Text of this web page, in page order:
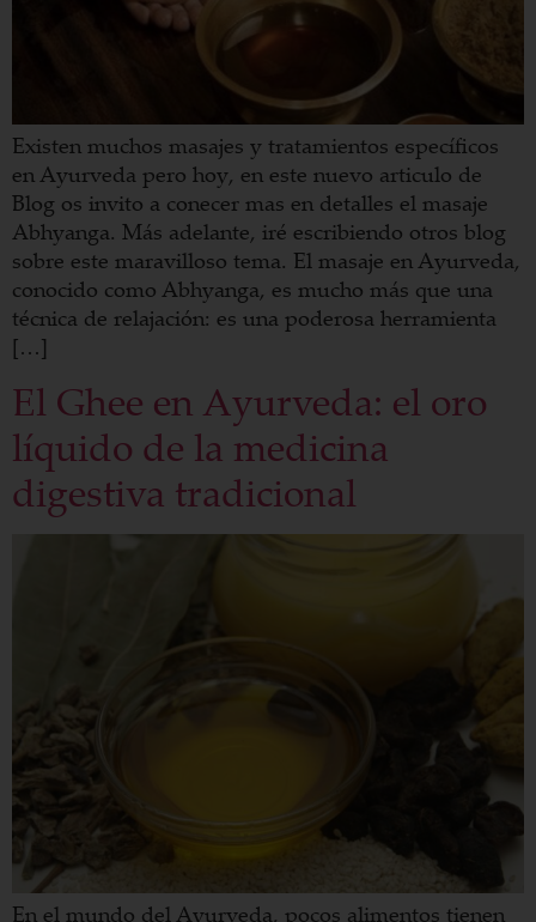
Existen muchos masajes y tratamientos específicos
en Ayurveda pero hoy, en este nuevo articulo de
Blog os invito a conecer mas en detalles el masaje
Abhyanga. Más adelante, iré escribiendo otros blog
sobre este maravilloso tema. El masaje en Ayurveda,
conocido como Abhyanga, es mucho más que una
técnica de relajación: es una poderosa herramienta
[…]
El Ghee en Ayurveda: el oro
líquido de la medicina
digestiva tradicional
En el mundo del Ayurveda, pocos alimentos tienen